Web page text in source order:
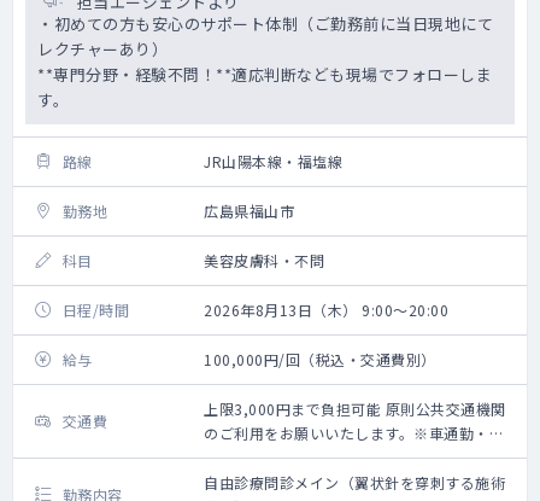
・初めての方も安心のサポート体制（ご勤務前に当日現地にて
レクチャーあり）
**専門分野・経験不問！**適応判断なども現場でフォローしま
す。
路線 JR山陽本線・福塩線
勤務地 広島県福山市
科目 美容皮膚科・不問
日程/時間 2026年8月13日（木） 9:00～20:00
給与 100,000円/回（税込・交通費別）
交通費
上限3,000円まで負担可能 原則公共交通機関
のご利用をお願いいたします。※車通勤・タ
クシー利用要相談
勤務内容
自由診療問診メイン（翼状針を穿刺する施術